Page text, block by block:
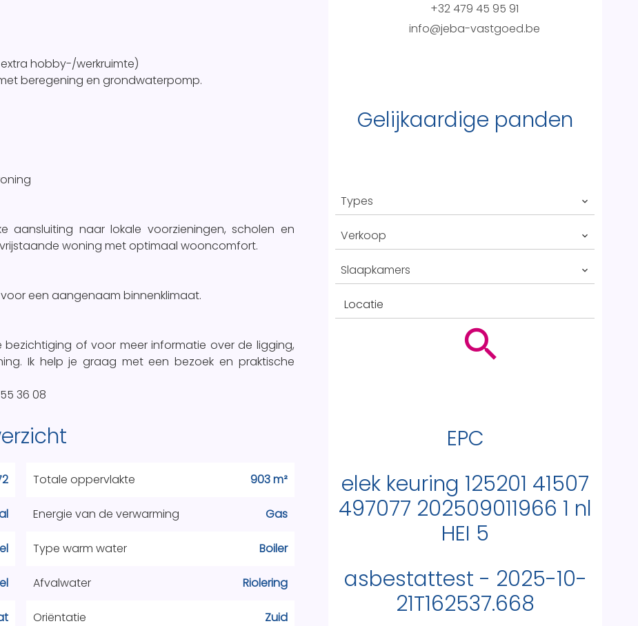
hobby-/werkruimte)
beregening en grondwaterpomp.
aansluiting naar lokale voorzieningen, scholen en
woning met optimaal wooncomfort.
een aangenaam binnenklimaat.
of voor meer informatie over de ligging,
Ik help je graag met een bezoek en praktische
36 08
Totale oppervlakte 903 m²
Energie van de verwarming Gas
Type warm water Boiler
Afvalwater Riolering
Oriëntatie Zuid
+32 479 45 95 91
info@jeba-vastgoed.be
Gelijkaardige panden
Types
Verkoop
Slaapkamers
Locatie
EPC
elek keuring 125201 41507
497077 202509011966 1 nl
HEI 5
asbestattest - 2025-10-
21T162537.668